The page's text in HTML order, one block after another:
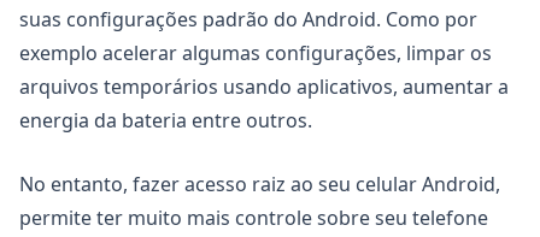
suas configurações padrão do Android. Como por
exemplo acelerar algumas configurações, limpar os
arquivos temporários usando aplicativos, aumentar a
energia da bateria entre outros.
No entanto, fazer acesso raiz ao seu celular Android,
permite ter muito mais controle sobre seu telefone